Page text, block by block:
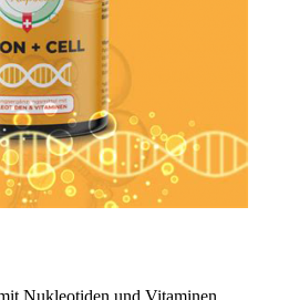
Nukleotiden und Vitaminen